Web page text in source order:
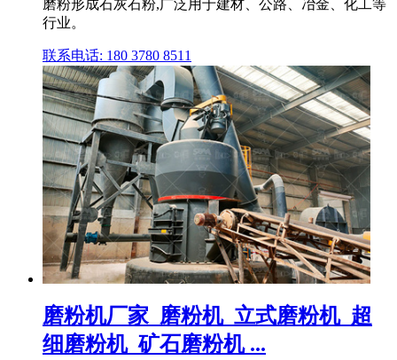
磨粉形成石灰石粉,广泛用于建材、公路、冶金、化工等
行业。
联系电话: 180 3780 8511
磨粉机厂家_磨粉机_立式磨粉机_超
细磨粉机_矿石磨粉机 ...